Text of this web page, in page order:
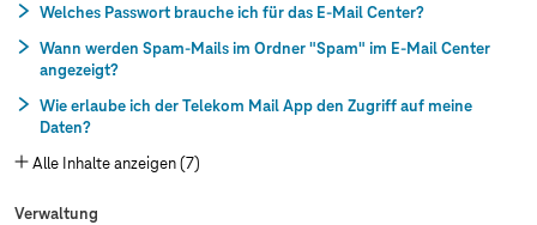
Welches Passwort brauche ich für das E-Mail Center?
Wann werden Spam-Mails im Ordner "Spam" im E-Mail Center
angezeigt?
Wie erlaube ich der Telekom Mail App den Zugriff auf meine
Daten?
Alle Inhalte anzeigen (7)
Verwaltung